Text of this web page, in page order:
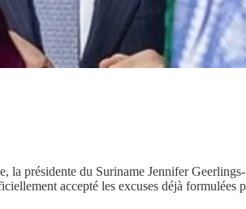
présidente du Suriname Jennifer
accepté les excuses déjà